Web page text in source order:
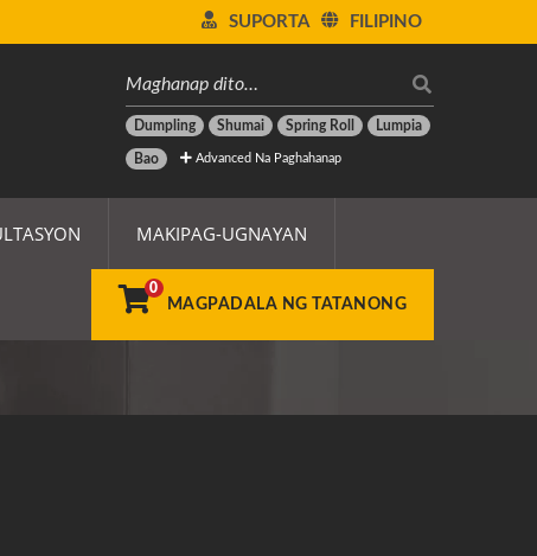
FILIPINO
SUPORTA
Dumpling Shumai Spring Roll Lumpia
Bao Advanced Na Paghahanap
MAKIPAG-UGNAYAN
0
MAGPADALA NG TATANONG